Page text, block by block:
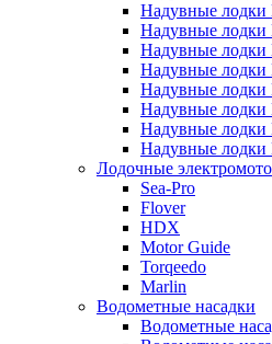
Надувные
Надувные
Надувные
Надувные
Надувные
Надувные
Надувные
Надувные
Лодочные
Sea-Pro
Flover
HDX
Motor Guide
Torqeedo
Marlin
Водометные насадки
Водометные